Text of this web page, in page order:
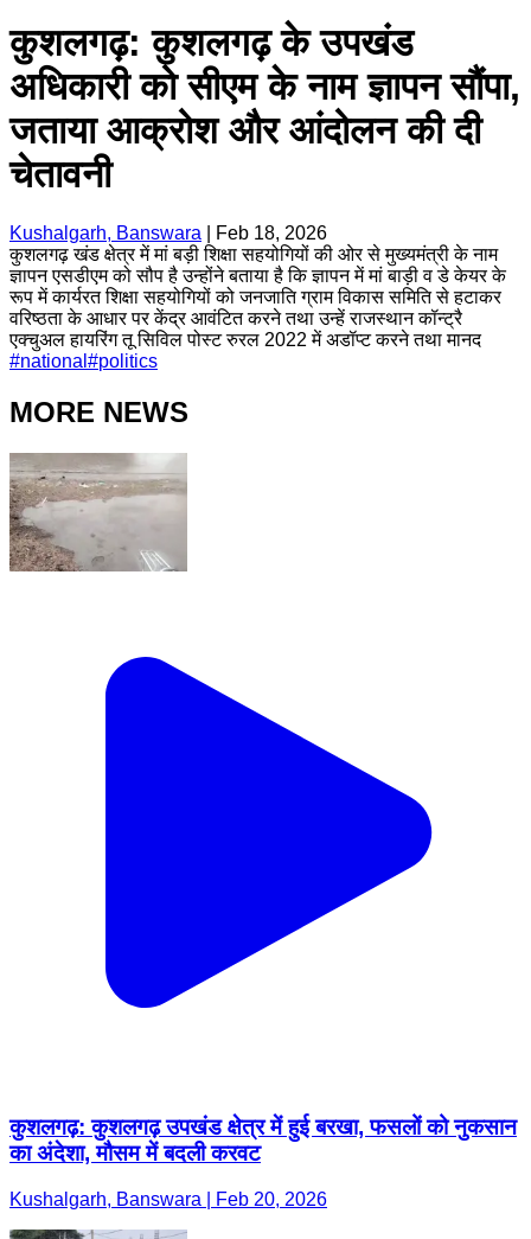
कुशलगढ़: कुशलगढ़ के उपखंड
अधिकारी को सीएम के नाम ज्ञापन सौंपा,
जताया आक्रोश और आंदोलन की दी
चेतावनी
Kushalgarh, Banswara
Feb 18, 2026
कुशलगढ़ खंड क्षेत्र में मां बड़ी शिक्षा सहयोगियों की ओर से मुख्यमंत्री के नाम
ज्ञापन एसडीएम को सौप है उन्होंने बताया है कि ज्ञापन में मां बाड़ी व डे केयर के
रूप में कार्यरत शिक्षा सहयोगियों को जनजाति ग्राम विकास समिति से हटाकर
वरिष्ठता के आधार पर केंद्र आवंटित करने तथा उन्हें राजस्थान कॉन्ट्रै
एक्चुअल हायरिंग तू सिविल पोस्ट रुरल 2022 में अडॉप्ट करने तथा मानद
#national #politics
MORE NEWS
कुशलगढ़: कुशलगढ़ उपखंड क्षेत्र में हुई बरखा, फसलों को नुकसान
का अंदेशा, मौसम में बदली करवट
Kushalgarh, Banswara | Feb 20, 2026